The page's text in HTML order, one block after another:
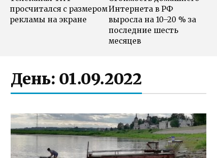
просчитался с размером
рекламы на экране
Интернета в РФ
выросла на 10–20 % за
последние шесть
месяцев
День: 01.09.2022